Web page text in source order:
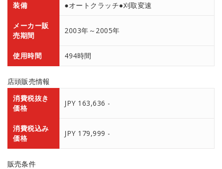
装備
●オートクラッチ●刈取変速
メーカー販
売期間
2003年～2005年
使用時間 494時間
店頭販売情報
消費税抜き
価格
JPY 163,636 -
消費税込み
価格
JPY 179,999 -
販売条件